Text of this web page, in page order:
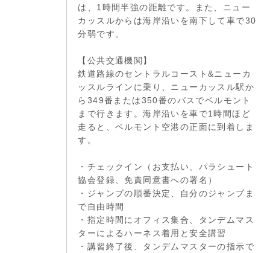
は、1時間半強の距離です。また、ニュー
カッスルからは海岸沿いを南下して車で30
分弱です。
【公共交通機関】
鉄道路線のセントラルコースト&ニューカ
ッスルラインに乗り、ニューカッスル駅か
ら349番または350番のバスでベルモント
まで行きます。海岸沿いを車で1時間ほど
走ると、ベルモント空港の正面に到着しま
す。
・チェックイン（お支払い、パラシュート
協会登録、免責同意書への署名）
・ジャンプの順番決定、自分のジャンプま
で自由時間
・指定時間にオフィス集合、タンデムマス
ターによるハーネス着用と安全講習
・講習終了後、タンデムマスターの指示で